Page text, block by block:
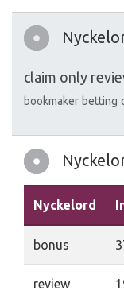
claim only
bookmaker betting
Nyckelord
bonus
review